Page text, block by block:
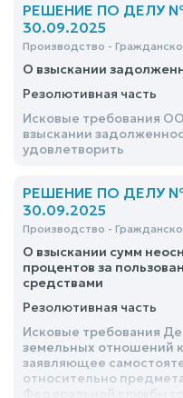
РЕШЕНИЕ ПО ДЕЛУ №
30.09.2025
Производство -
О взыскании
Резолютивная часть
Исковые требования
взыскании
удовлетворить
РЕШЕНИЕ ПО ДЕЛУ №
30.09.2025
Производство -
О взыскании сумм
процентов за
средствами
Резолютивная часть
Исковые требования
земельных отношений
заявляющее
относительно
Федеральной службы